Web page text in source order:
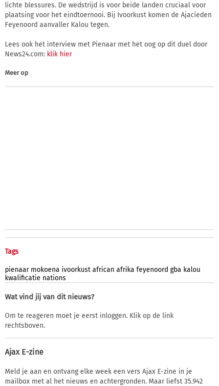
lichte blessures. De wedstrijd is voor beide landen cruciaal voor
plaatsing voor het eindtoernooi. Bij Ivoorkust komen de Ajacieden
Feyenoord aanvaller Kalou tegen.
Lees ook het interview met Pienaar met het oog op dit duel door
News24.com: klik hier
Meer op
Tags
pienaar mokoena ivoorkust african afrika feyenoord gba kalou
kwalificatie nations
Wat vind jij van dit nieuws?
Om te reageren moet je eerst inloggen. Klik op de link
rechtsboven.
Ajax E-zine
Meld je aan en ontvang elke week een vers Ajax E-zine in je
mailbox met al het nieuws en achtergronden. Maar liefst 35.942